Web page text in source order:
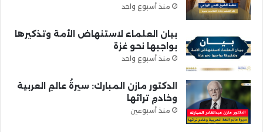
منذ أسبوع واحد
بيان العلماء لاستنهاض الأمة وتذكيرها
بواجبها نحو غزة
منذ أسبوع واحد
الدكتور مازن المبارك: سيرةُ عالمِ العربية
وخادمِ تراثها
منذ أسبوعين